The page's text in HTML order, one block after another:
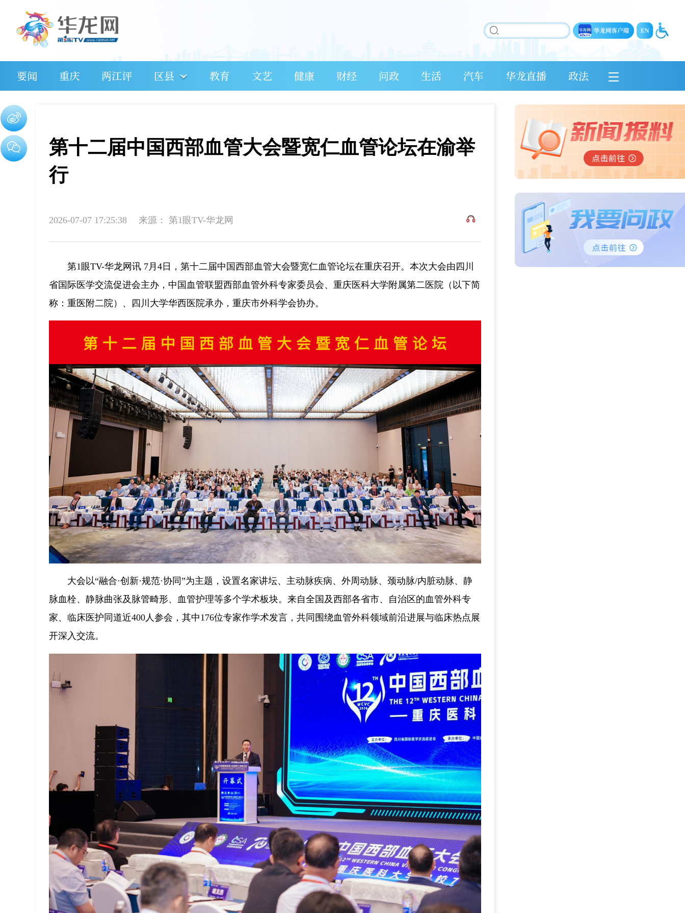
要闻 重庆 两江评 区县 教育 文艺 健康 财经 问政 生活 汽车 华龙直播 政法
第十二届中国西部血管大会暨宽仁血管论坛在渝举
行
2026-07-07 17:25:38 来源： 第1眼TV-华龙网
第1眼TV-华龙网讯 7月4日，第十二届中国西部血管大会暨宽仁血管论坛在重庆召开。本次大会由四川
省国际医学交流促进会主办，中国血管联盟西部血管外科专家委员会、重庆医科大学附属第二医院（以下简
称：重医附二院）、四川大学华西医院承办，重庆市外科学会协办。
大会以“融合·创新·规范·协同”为主题，设置名家讲坛、主动脉疾病、外周动脉、颈动脉/内脏动脉、静
脉血栓、静脉曲张及脉管畸形、血管护理等多个学术板块。来自全国及西部各省市、自治区的血管外科专
家、临床医护同道近400人参会，其中176位专家作学术发言，共同围绕血管外科领域前沿进展与临床热点展
开深入交流。